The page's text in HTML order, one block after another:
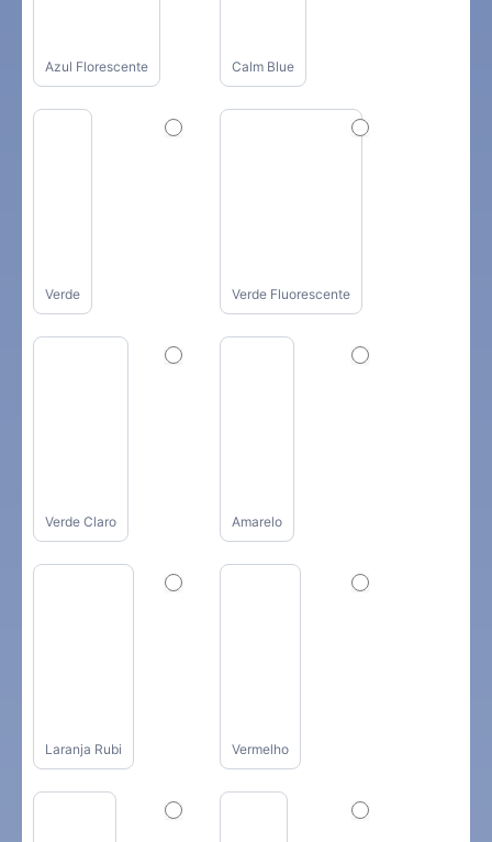
Azul Florescente Calm Blue
Verde Verde Fluorescente
Verde Claro Amarelo
Laranja Rubi Vermelho